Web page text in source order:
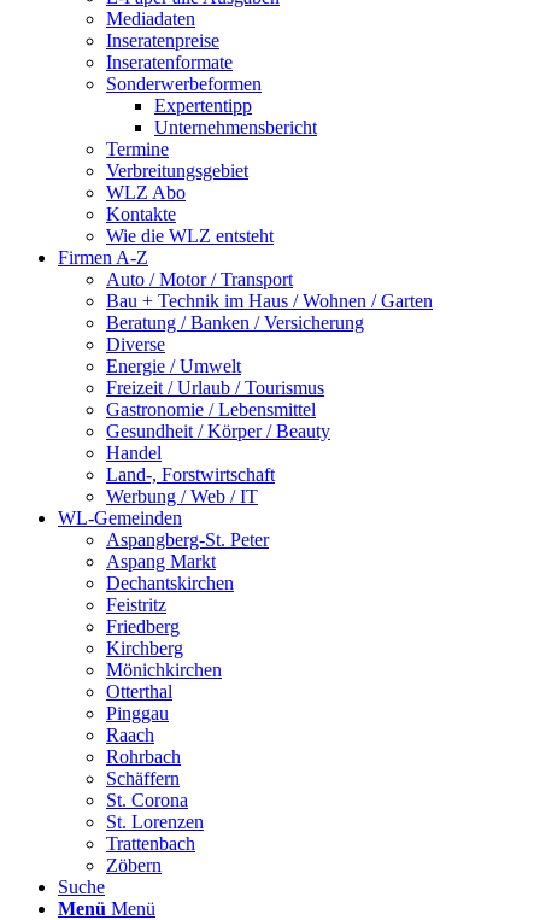
Mediadaten
Inseratenpreise
Inseratenformate
Sonderwerbeformen
Expertentipp
Unternehmensbericht
Termine
Verbreitungsgebiet
WLZ Abo
Kontakte
Wie die WLZ entsteht
Firmen A-Z
Auto / Motor / Transport
Bau + Technik im Haus / Wohnen / Garten
Beratung / Banken / Versicherung
Diverse
Energie / Umwelt
Freizeit / Urlaub / Tourismus
Gastronomie / Lebensmittel
Gesundheit / Körper / Beauty
Handel
Land-, Forstwirtschaft
Werbung / Web / IT
WL-Gemeinden
Aspangberg-St. Peter
Aspang Markt
Dechantskirchen
Feistritz
Friedberg
Kirchberg
Mönichkirchen
Otterthal
Pinggau
Raach
Rohrbach
Schäffern
St. Corona
St. Lorenzen
Trattenbach
Zöbern
Suche
Menü Menü